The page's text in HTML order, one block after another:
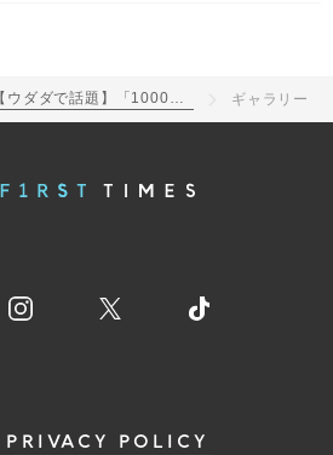
【ウダダで話題】「1000％」「チャンピオーネ」がサッカー日本代表の活躍で急上昇中！ORANGE RANGEのド派手応援ソングはなぜ歌いたくなるのか？知るとより好きになる歌詞の意味も考察 ギャラリー
PRIVACY POLICY